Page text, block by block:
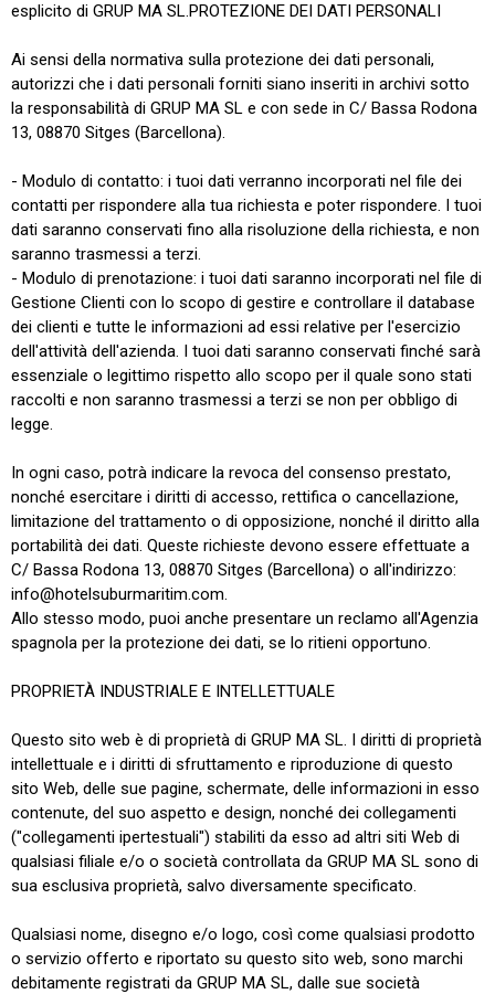
esplicito di GRUP MA SL.PROTEZIONE DEI DATI PERSONALI
Ai sensi della normativa sulla protezione dei dati personali,
autorizzi che i dati personali forniti siano inseriti in archivi sotto
la responsabilità di GRUP MA SL e con sede in C/ Bassa Rodona
13, 08870 Sitges (Barcellona).
- Modulo di contatto: i tuoi dati verranno incorporati nel file dei
contatti per rispondere alla tua richiesta e poter rispondere. I tuoi
dati saranno conservati fino alla risoluzione della richiesta, e non
saranno trasmessi a terzi.
- Modulo di prenotazione: i tuoi dati saranno incorporati nel file di
Gestione Clienti con lo scopo di gestire e controllare il database
dei clienti e tutte le informazioni ad essi relative per l'esercizio
dell'attività dell'azienda. I tuoi dati saranno conservati finché sarà
essenziale o legittimo rispetto allo scopo per il quale sono stati
raccolti e non saranno trasmessi a terzi se non per obbligo di
legge.
In ogni caso, potrà indicare la revoca del consenso prestato,
nonché esercitare i diritti di accesso, rettifica o cancellazione,
limitazione del trattamento o di opposizione, nonché il diritto alla
portabilità dei dati. Queste richieste devono essere effettuate a
C/ Bassa Rodona 13, 08870 Sitges (Barcellona) o all'indirizzo:
info@hotelsuburmaritim.com.
Allo stesso modo, puoi anche presentare un reclamo all'Agenzia
spagnola per la protezione dei dati, se lo ritieni opportuno.
PROPRIETÀ INDUSTRIALE E INTELLETTUALE
Questo sito web è di proprietà di GRUP MA SL. I diritti di proprietà
intellettuale e i diritti di sfruttamento e riproduzione di questo
sito Web, delle sue pagine, schermate, delle informazioni in esso
contenute, del suo aspetto e design, nonché dei collegamenti
("collegamenti ipertestuali") stabiliti da esso ad altri siti Web di
qualsiasi filiale e/o o società controllata da GRUP MA SL sono di
sua esclusiva proprietà, salvo diversamente specificato.
Qualsiasi nome, disegno e/o logo, così come qualsiasi prodotto
o servizio offerto e riportato su questo sito web, sono marchi
debitamente registrati da GRUP MA SL, dalle sue società